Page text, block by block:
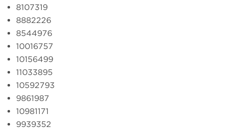
8107319
8882226
8544976
10016757
10156499
11033895
10592793
9861987
10981171
9939352